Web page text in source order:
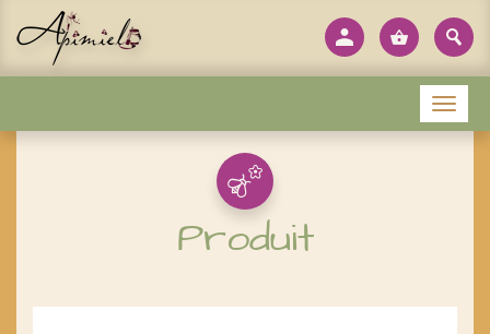
Produit
Menu
Panneau de gestion des cookies